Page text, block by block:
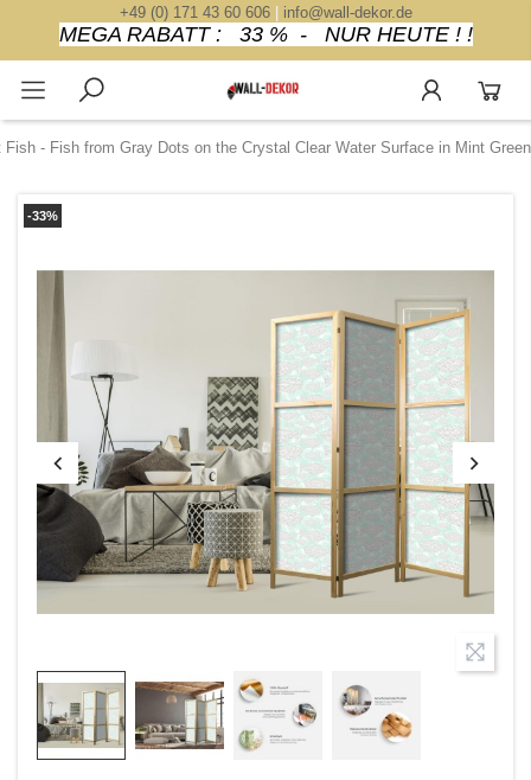
+49 (0) 171 43 60 606| info@wall-dekor.de
MEGA RABATT : 33 % - NUR HEUTE ! !
- Fish from Gray Dots on the Crystal Clear Water Surface in Mint Green
-33%